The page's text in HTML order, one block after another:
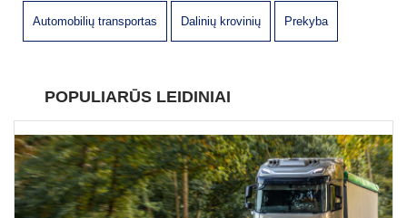
Automobilių transportas Dalinių krovinių Prekyba
POPULIARŪS LEIDINIAI